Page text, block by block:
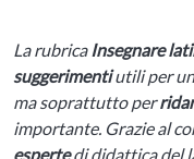
La rubrica Insegnare
suggerimentiutili per
ma soprattutto per
importante. Grazie al
espertedi didattica del